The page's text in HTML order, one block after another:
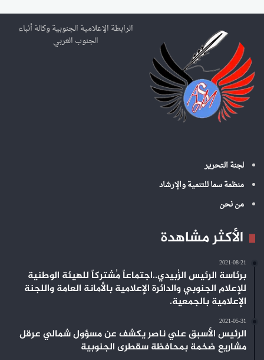
ث
ع
ن
الرابطة الإعلامية الجنوبية وكالة أنباء
الجنوب العربي
لجنة التحرير
منظمة سما للتنمية والإرشاد
من نحن
الأكثر مشاهدة
2021-08-21
برئاسة الرئيس الزُبيدي..اجتماعاً مُشتركاً للهيئة الوطنية
للإعلام الجنوبي والدائرة الإعلامية بالأمانة العامة واللجنة
الإعلامية بالجمعية.
2021-05-31
الرئيس الأسبق علي ناصر يكشف عن مسؤول شمالي عرقل
مشاريع ضخمة بمحافظة سقطرى الجنوبية